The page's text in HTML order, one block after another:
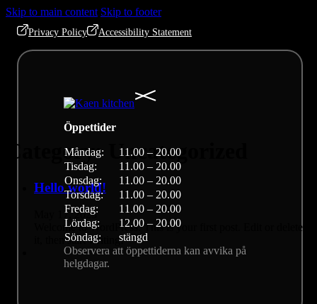
Skip to main content Skip to footer
Category: Uncategorized
Hello world!
May 17, 2025
Welcome to WordPress. This is your first post. Edit or delete
it, then start writing!
Privacy Policy Accessibility Statement
Öppettider
Måndag:
11.00 – 20.00
Tisdag:
11.00 – 20.00
Onsdag:
11.00 – 20.00
Torsdag:
11.00 – 20.00
Fredag:
11.00 – 20.00
Lördag:
12.00 – 20.00
Söndag:
stängd
Observera att öppettiderna kan avvika på
helgdagar.